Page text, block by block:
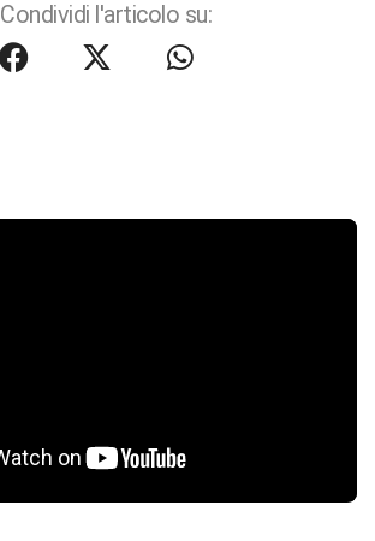
Condividi l'articolo su: